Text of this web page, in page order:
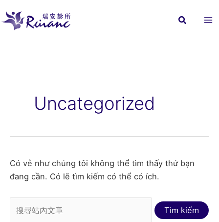
tới
Uncategorized
Có vẻ như chúng tôi không thể tìm thấy thứ bạn
đang cần. Có lẽ tìm kiếm có thể có ích.
kiếm: